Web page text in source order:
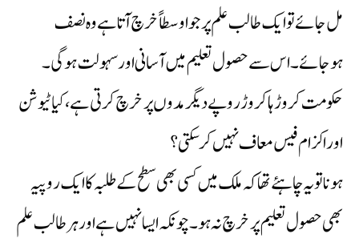
مل جائے تو ایک طالب علم پر جو اوسطاً خرچ آتا ہے وہ نصف
ہوجائے۔اس سے حصول تعلیم میں آسانی اور سہولت ہوگی۔
حکومت کروڑہا کروڑ روپے دیگر مدوں پر خرچ کرتی ہے، کیا ٹیوشن
اور اکزام فیس معاف نہیں کرسکتی؟
ہونا تو یہ چاہئے تھا کہ ملک میں کسی بھی سطح کے طلبہ کا ایک روپیہ
بھی حصول تعلیم پر خرچ نہ ہو۔ چونکہ ایسا نہیں ہے اور ہر طالب علم